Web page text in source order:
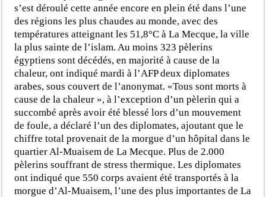
s’est déroulé cette année encore en plein été dans l’une
des régions les plus chaudes au monde, avec des
températures atteignant les 51,8°C à La Mecque, la ville
la plus sainte de l’islam. Au moins 323 pèlerins
égyptiens sont décédés, en majorité à cause de la
chaleur, ont indiqué mardi à l’AFP deux diplomates
arabes, sous couvert de l’anonymat. «Tous sont morts à
cause de la chaleur », à l’exception d’un pèlerin qui a
succombé après avoir été blessé lors d’un mouvement
de foule, a déclaré l’un des diplomates, ajoutant que le
chiffre total provenait de la morgue d’un hôpital dans le
quartier Al-Muaisem de La Mecque. Plus de 2.000
pèlerins souffrant de stress thermique. Les diplomates
ont indiqué que 550 corps avaient été transportés à la
morgue d’Al-Muaisem, l’une des plus importantes de La